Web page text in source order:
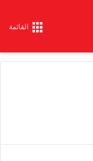
القائمة